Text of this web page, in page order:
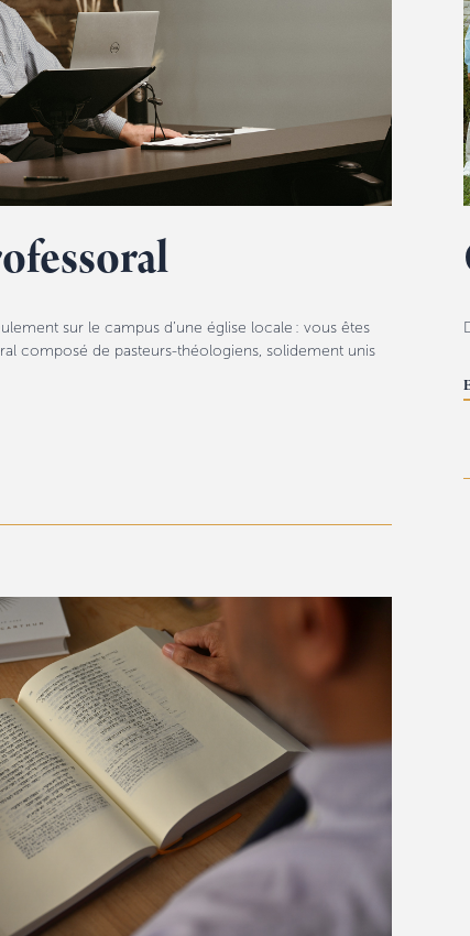
sur le campus d’une église locale : vous êtes
composé de pasteurs-théologiens, solidement unis